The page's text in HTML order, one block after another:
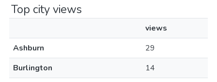
Top city views
views
Ashburn
29
Burlington
14